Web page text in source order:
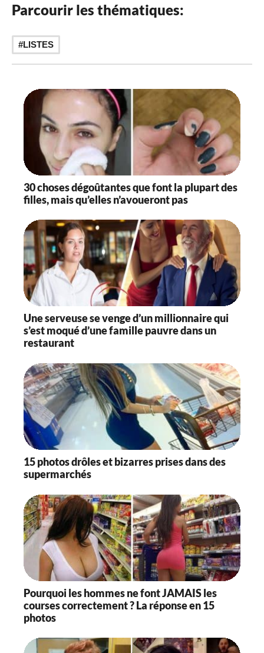
Parcourir les thématiques:
LISTES
30 choses dégoûtantes que font la plupart des
filles, mais qu’elles n’avoueront pas
Une serveuse se venge d’un millionnaire qui
s’est moqué d’une famille pauvre dans un
restaurant
15 photos drôles et bizarres prises dans des
supermarchés
Pourquoi les hommes ne font JAMAIS les
courses correctement ? La réponse en 15
photos